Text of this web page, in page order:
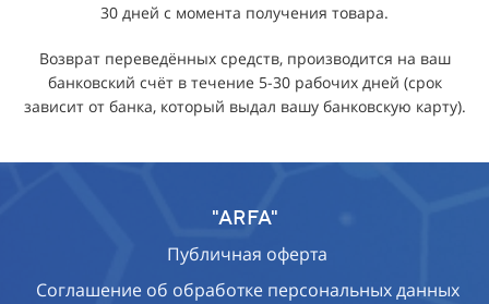
30 дней с момента получения товара.
Возврат переведённых средств, производится на ваш
банковский счёт в течение 5-30 рабочих дней (срок
зависит от банка, который выдал вашу банковскую карту).
"ARFA"
Публичная оферта
Соглашение об обработке персональных данных